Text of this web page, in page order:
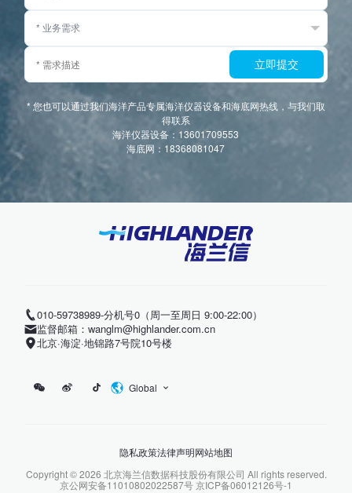
立即提交
* 您也可以通过我们海洋产品专属海洋仪器设备和海底网热线，与我们取
得联系
海洋仪器设备：13601709553
海底网：18368081047
010-59738989-分机号0（周一至周日 9:00-22:00）
监督邮箱：wanglm@highlander.com.cn
北京·海淀·地锦路7号院10号楼
Global
隐私政策法律声明网站地图
Copyright ©2026 北京海兰信数据科技股份有限公司 All rights reserved.
京公网安备11010802022587号京ICP备06012126号-1